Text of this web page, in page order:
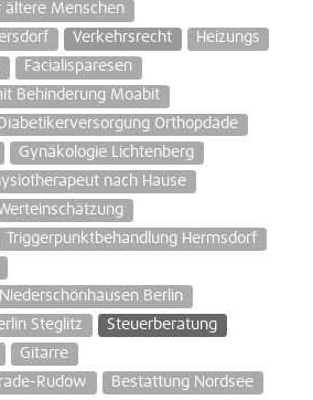
ältere Menschen
Verkehrsrecht
Heizungs
Facialisparesen
Behinderung Moabit
Orthopdäde
Gynäkologie Lichtenberg
nach Hause
Triggerpunktbehandlung Hermsdorf
Berlin
Steglitz
Steuerberatung
Gitarre
Rudow
Bestattung Nordsee